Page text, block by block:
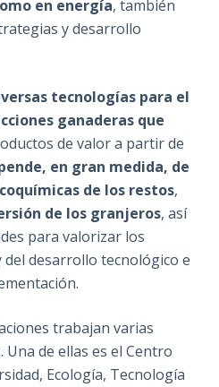
en energía, también
y desarrollo
tecnologías para el
ganaderas que
de valor a partir de
en gran medida, de
de los restos,
de los granjeros, así
para valorizar los
desarrollo tecnológico e
trabajan varias
de ellas es el Centro
Ecología, Tecnología